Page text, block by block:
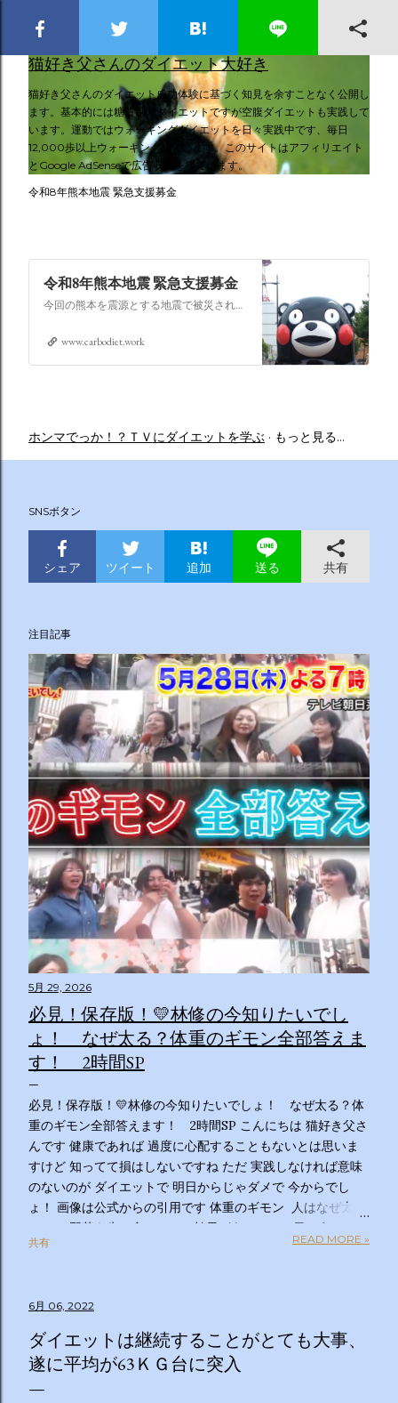
スキップしてメイン コンテンツに移動
猫好き父さんのダイエット大好き
猫好き父さんのダイエット成功体験に基づく知見を余すことなく公開し
ます。基本的には糖質制限ダイエットですが空腹ダイエットも実践して
います。運動ではウォーキングダイエットを日々実践中です、毎日
12,000歩以上ウォーキングしています。このサイトはアフィリエイト
とGoogle AdSenseで広告収入を得ています。
令和8年熊本地震 緊急支援募金
令和8年熊本地震 緊急支援募金
今回の熊本を震源とする地震で被災された皆さままだまだ余震も続き大変な時間を過ごされていると思います。心よりお見舞い申し上げます
www.carbodiet.work
ホンマでっか！？ＴＶにダイエットを学ぶ もっと見る…
SNSボタン
シェア ツイート 追加 送る 共有
注目記事
5月 29, 2026
必見！保存版！💛林修の今知りたいでし
ょ！ なぜ太る？体重のギモン全部答えま
す！ 2時間SP
必見！保存版！💛林修の今知りたいでしょ！ なぜ太る？体
重のギモン全部答えます！ 2時間SP こんにちは 猫好き父さ
んです 健康であれば 過度に心配することもないとは思いま
すけど 知ってて損はしないですね ただ 実践しなければ意味
のないのが ダイエットで 明日からじゃダメで 今からでし
ょ！ 画像は公式からの引用です 体重のギモン 人はなぜ太る
のか？ 野菜を先に食べるのは効果があるの？１日２食と３
食、どっちが太らない？「太りやすい人」と「太りにくい
腹、どうすれば凹む？「フェイスライン」はすっきりさせら
れる？ラクして太りにくい体になる方法は？私の理想体重っ
て何キロ？体重のギモン全部答えます！２時間ＳＰ ◇出演
者 【ＭＣ】林修 【副担任】斎藤ちはる（テレビ朝日アナ
ウンサー）【学級委員長】バカリズム 【学友】伊沢拓司
共有 READ MORE »
6月 06, 2022
ダイエットは継続することがとても大事、
遂に平均が63ＫＧ台に突入